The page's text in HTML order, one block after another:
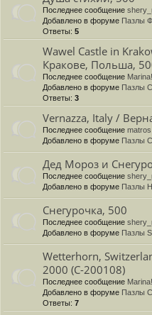
Последнее сообщение
Добавлено в форуме Пазлы
Ответы: 5
Wawel Castle in
Кракове, Польша,
Последнее сообщение Marina!
Добавлено в форуме Пазлы
Ответы: 3
Vernazza, Italy /
Последнее сообщение matros
Добавлено в форуме Пазлы
Дед Мороз и
Последнее сообщение
Добавлено в форуме Пазлы
Снегурочка, 500
Последнее сообщение
Добавлено в форуме Пазлы
Wetterhorn,
2000 (C-200108)
Последнее сообщение Marina!
Добавлено в форуме Пазлы
Ответы: 7